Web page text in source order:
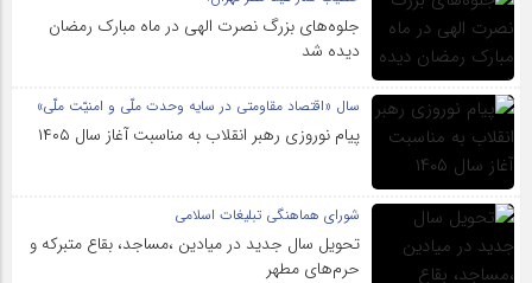
جلوه‌های بزرگ نصرت الهی در ماه مبارک رمضان
دیده شد
سال «اقتصاد مقاومتی در سایه وحدت ملّی و امنیّت ملّی»
پیام نوروزی رهبر انقلاب به مناسبت آغاز سال ۱۴۰۵
شورای هماهنگی تبلیغات اسلامی
تحویل سال‌ جدید در میادین ،مساجد، بقاع متبرکه‌ و
حرم‌های‌ مطهر